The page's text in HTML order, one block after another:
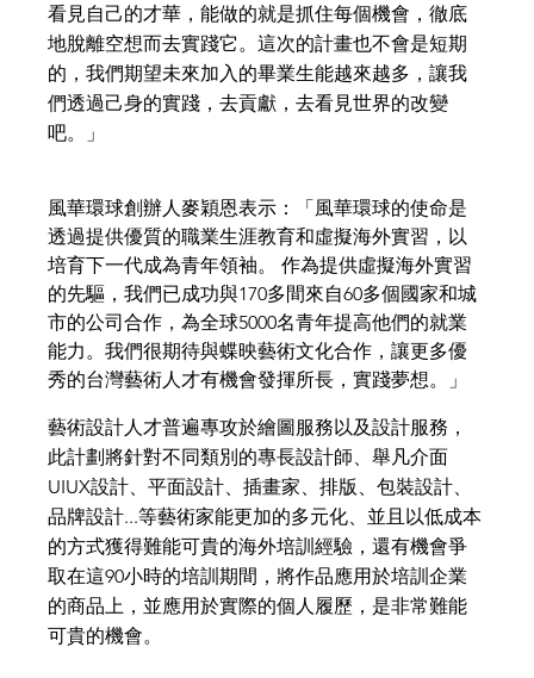
看見自己的才華，能做的就是抓住每個機會，徹底
地脫離空想而去實踐它。這次的計畫也不會是短期
的，我們期望未來加入的畢業生能越來越多，讓我
們透過己身的實踐，去貢獻，去看見世界的改變
吧。」
風華環球創辦人麥穎恩表示：「風華環球的使命是
透過提供優質的職業生涯教育和虛擬海外實習，以
培育下一代成為青年領袖。 作為提供虛擬海外實習
的先驅，我們已成功與170多間來自60多個國家和城
市的公司合作，為全球5000名青年提高他們的就業
能力。我們很期待與蝶映藝術文化合作，讓更多優
秀的台灣藝術人才有機會發揮所長，實踐夢想。」
藝術設計人才普遍專攻於繪圖服務以及設計服務，
此計劃將針對不同類別的專長設計師、舉凡介面
UIUX設計、平面設計、插畫家、排版、包裝設計、
品牌設計...等藝術家能更加的多元化、並且以低成本
的方式獲得難能可貴的海外培訓經驗，還有機會爭
取在這90小時的培訓期間，將作品應用於培訓企業
的商品上，並應用於實際的個人履歷，是非常難能
可貴的機會。